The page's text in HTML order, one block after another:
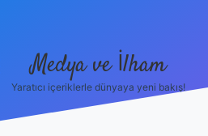
Medya ve İlham
Yaratıcı içeriklerle dünyaya yeni bakış!